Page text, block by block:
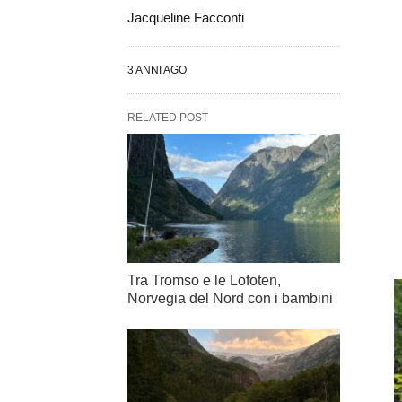
Jacqueline Facconti
3 ANNI AGO
RELATED POST
Tra Tromso e le Lofoten,
Norvegia del Nord con i bambini